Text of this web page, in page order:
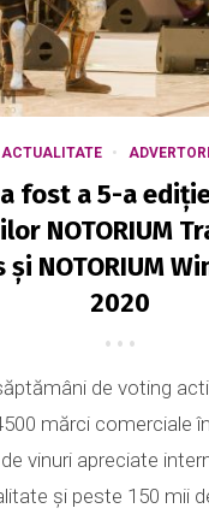
ACTUALITATE
fost a 5-a
NOTORIUM
și NOTORIUM
2020
de voting
mărci comerciale
vinuri apreciate
și peste 150 mii